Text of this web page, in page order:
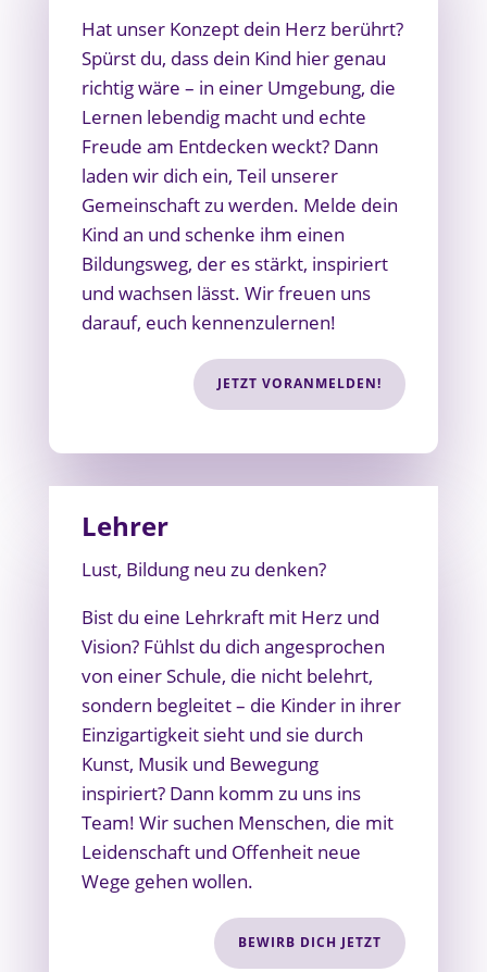
Hat unser Konzept dein Herz berührt?
Spürst du, dass dein Kind hier genau
richtig wäre – in einer Umgebung, die
Lernen lebendig macht und echte
Freude am Entdecken weckt? Dann
laden wir dich ein, Teil unserer
Gemeinschaft zu werden. Melde dein
Kind an und schenke ihm einen
Bildungsweg, der es stärkt, inspiriert
und wachsen lässt. Wir freuen uns
darauf, euch kennenzulernen!
JETZT VORANMELDEN!
Lehrer
Lust, Bildung neu zu denken?
Bist du eine Lehrkraft mit Herz und
Vision? Fühlst du dich angesprochen
von einer Schule, die nicht belehrt,
sondern begleitet – die Kinder in ihrer
Einzigartigkeit sieht und sie durch
Kunst, Musik und Bewegung
inspiriert? Dann komm zu uns ins
Team! Wir suchen Menschen, die mit
Leidenschaft und Offenheit neue
Wege gehen wollen.
BEWIRB DICH JETZT